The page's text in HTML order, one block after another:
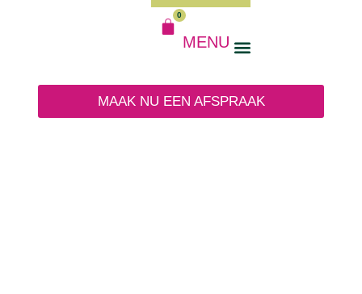
0
MENU
MOOI HAAR, OP EEN ZO
GEZOND MOGELIJKE
MAAK NU EEN AFSPRAAK